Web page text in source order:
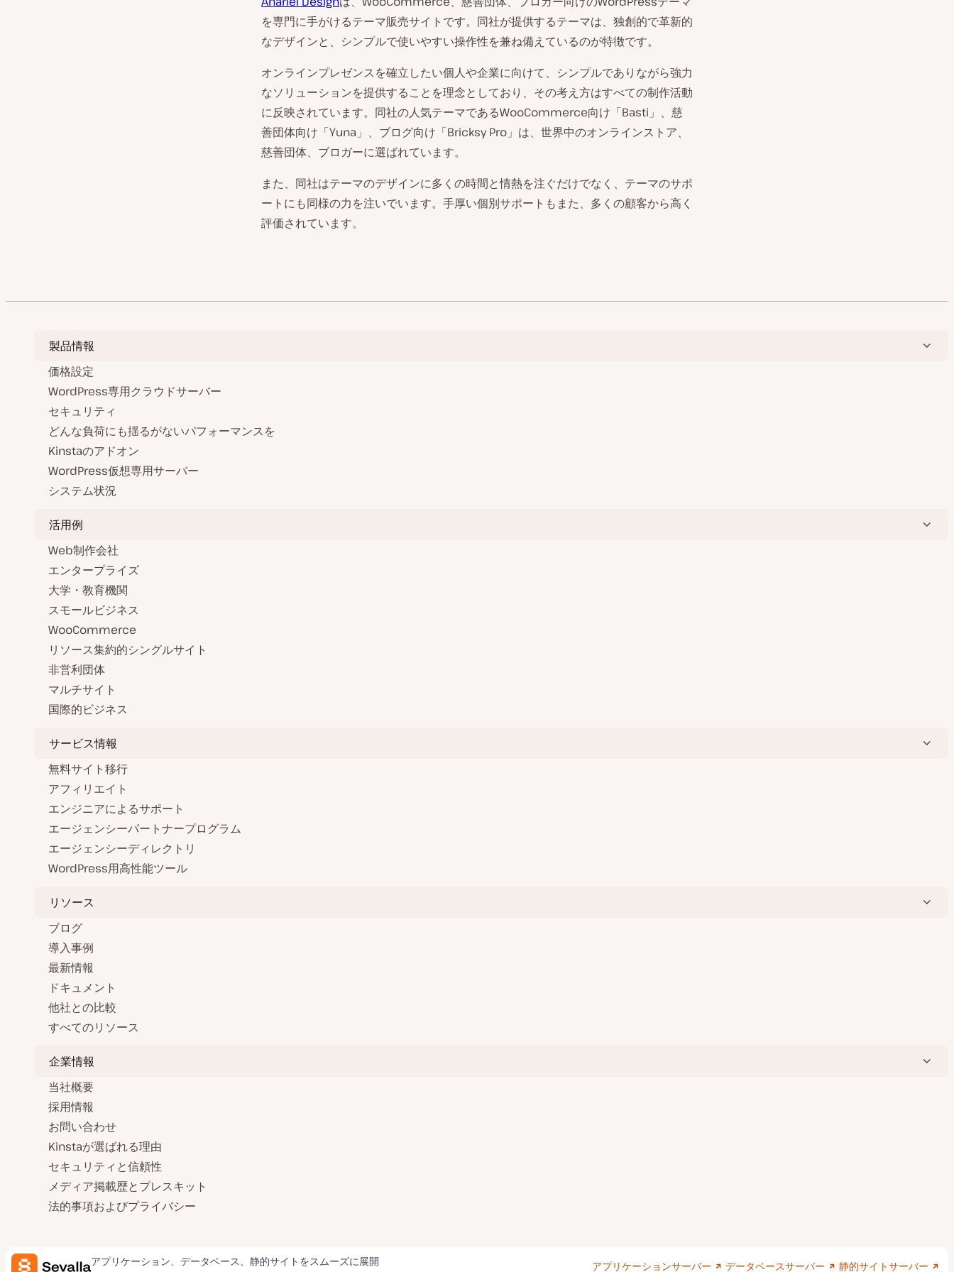
を専門に手がけるテーマ販売サイトです。同社が提供するテーマは、独創的で革新的
なデザインと、シンプルで使いやすい操作性を兼ね備えているのが特徴です。
オンラインプレゼンスを確立したい個人や企業に向けて、シンプルでありながら強力
なソリューションを提供することを理念としており、その考え方はすべての制作活動
に反映されています。同社の人気テーマであるWooCommerce向け「Basti」、慈
善団体向け「Yuna」、ブログ向け「Bricksy Pro」は、世界中のオンラインストア、
慈善団体、ブロガーに選ばれています。
また、同社はテーマのデザインに多くの時間と情熱を注ぐだけでなく、テーマのサポ
ートにも同様の力を注いでいます。手厚い個別サポートもまた、多くの顧客から高く
評価されています。
製品情報
価格設定
WordPress専用クラウドサーバー
セキュリティ
どんな負荷にも揺るがないパフォーマンスを
Kinstaのアドオン
WordPress仮想専用サーバー
システム状況
活用例
Web制作会社
エンタープライズ
大学・教育機関
スモールビジネス
WooCommerce
リソース集約的シングルサイト
非営利団体
マルチサイト
国際的ビジネス
サービス情報
無料サイト移行
アフィリエイト
エンジニアによるサポート
エージェンシーパートナープログラム
エージェンシーディレクトリ
WordPress用高性能ツール
リソース
ブログ
導入事例
最新情報
ドキュメント
他社との比較
すべてのリソース
企業情報
当社概要
採用情報
お問い合わせ
Kinstaが選ばれる理由
セキュリティと信頼性
メディア掲載歴とプレスキット
法的事項およびプライバシー
アプリケーション、データベース、静的サイトをスムーズに展開 アプリケーションサーバー データベースサーバー 静的サイトサーバー